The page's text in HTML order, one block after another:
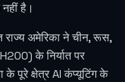
है।
अमेरिका ने चीन, रूस,
के निर्यात पर
के पूरे क्षेत्र AI कंप्यूटिंग के